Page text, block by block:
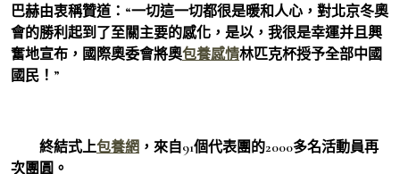
巴赫由衷稱贊道：“一切這一切都很是暖和人心，對北京冬奧
會的勝利起到了至關主要的感化，是以，我很是幸運并且興
奮地宣布，國際奧委會將奧包養感情林匹克杯授予全部中國
國民！”
終結式上包養網 ，來自91個代表團的2000多名活動員再
次團圓。